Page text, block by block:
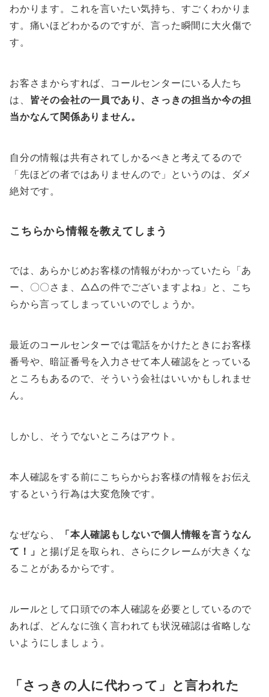
わかります。これを言いたい気持ち、すごくわかりま
す。痛いほどわかるのですが、言った瞬間に大火傷で
す。
お客さまからすれば、コールセンターにいる人たち
は、 皆その会社の一員であり、さっきの担当か今の担
当かなんて関係ありません。
自分の情報は共有されてしかるべきと考えてるので
「先ほどの者ではありませんので」というのは、ダメ
絶対です。
こちらから情報を教えてしまう
では、あらかじめお客様の情報がわかっていたら「あ
ー、〇〇さま、△△の件でございますよね」と、こち
らから言ってしまっていいのでしょうか。
最近のコールセンターでは電話をかけたときにお客様
番号や、暗証番号を入力させて本人確認をとっている
ところもあるので、そういう会社はいいかもしれませ
ん。
しかし、 そうでないところはアウト 。
本人確認をする前にこちらからお客様の情報をお伝え
するという行為は大変危険です。
なぜなら、
「本人確認もしないで個人情報を言うなん
て！」 と揚げ足を取られ、さらにクレームが大きくな
ることがあるからです。
ルールとして口頭での本人確認を必要としているので
あれば、どんなに強く言われても状況確認は省略しな
いようにしましょう。
「さっきの人に代わって」と言われた